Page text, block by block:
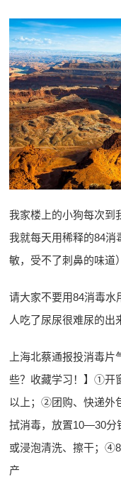
我家楼上的小狗每次到
我就每天用稀释的84消
敏，受不了刺鼻的味道
请大家不要用84消毒水
人吃了尿尿很难尿的出
上海北蔡通报投消毒
些？收藏学习！】①开
以上；②团购、快递外
拭消毒，放置10—30分
或浸泡清洗、擦干；
产